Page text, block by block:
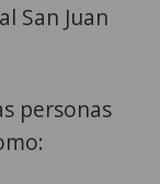
San Juan
personas